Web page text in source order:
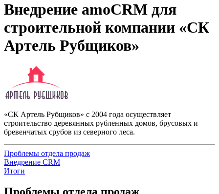
Внедрение amoCRM для
строительной компании «СК
Артель Рубщиков»
«СК Артель Рубщиков» с 2004 года осуществляет
строительство деревянных рубленных домов, брусовых и
бревенчатых срубов из северного леса.
Проблемы отдела продаж
Внедрение CRM
Итоги
Проблемы отдела продаж